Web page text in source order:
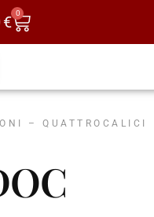
€ 0
– QUATTROCALICI